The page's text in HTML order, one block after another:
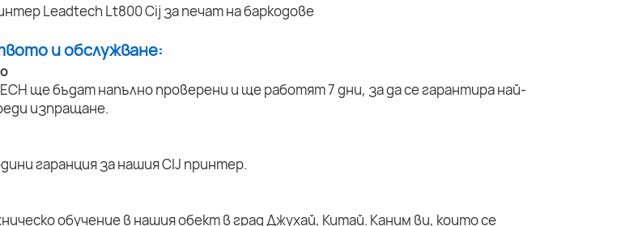
и обслужване:
ще бъдат напълно проверени и ще работят 7 дни, за да се гарантира най-
изпращане.
гаранция за нашия CIJ принтер.
обучение в нашия обект в град Джухай, Китай. Каним ви, които се